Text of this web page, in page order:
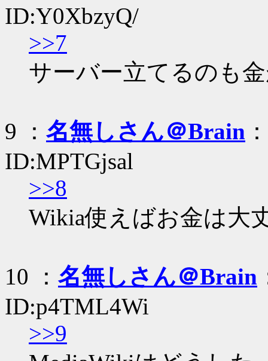
ID:Y0XbzyQ/
>>7
サーバー立てるのも
9 ： 名無しさん＠Brain
ID:MPTGjsal
>>8
Wikia使えばお金は大
10 ： 名無しさん＠Brain
ID:p4TML4Wi
>>9